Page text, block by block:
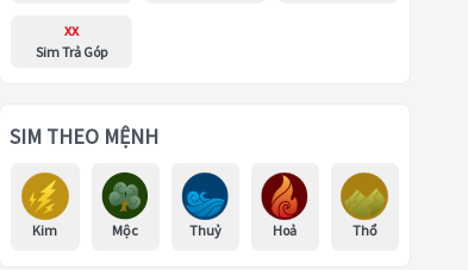
xx
Sim Trả Góp
SIM THEO MỆNH
Kim Mộc Thuỷ Hoả Thổ